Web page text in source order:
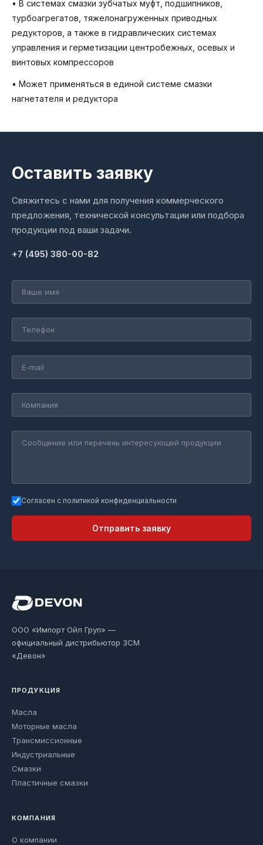
• В системах смазки зубчатых муфт, подшипников,
турбоагрегатов, тяжелонагруженных приводных
редукторов, а также в гидравлических системах
управления и герметизации центробежных, осевых и
винтовых компрессоров
• Может применяться в единой системе смазки
нагнетателя и редуктора
Оставить заявку
Свяжитесь с нами для получения коммерческого
предложения, технической консультации или подбора
продукции под ваши задачи.
+7 (495) 380-00-82
Согласен с политикой конфиденциальности
Отправить заявку
ООО «Импорт Ойл Груп» —
официальный дистрибьютор ЗСМ
«Девон»
ПРОДУКЦИЯ
Масла
Моторные масла
Трансмиссионные
Индустриальные
Смазки
Пластичные смазки
КОМПАНИЯ
О компании